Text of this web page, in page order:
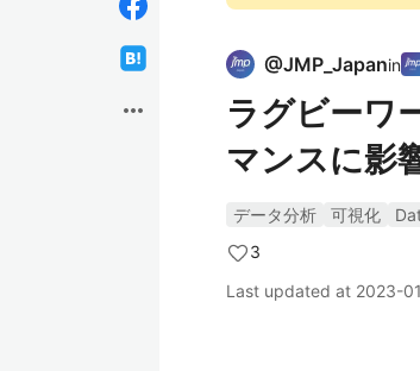
more_horiz
@JMP_Japanin
ラグビーワ
マンスに影
データ分析 可視化
3
Last updated at 2023-